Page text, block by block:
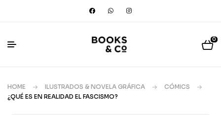
0
HOME ILUSTRADOS & NOVELA GRÁFICA
CÓMICS
¿QUÉ ES EN REALIDAD EL FASCISMO?